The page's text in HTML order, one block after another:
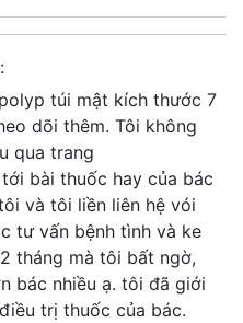
túi mật kích thước 7
dõi thêm. Tôi không
qua trang
bài thuốc hay của bác
và tôi liền liên hệ vói
tư vấn bệnh tình và ke
tháng mà tôi bất ngờ,
bác nhiều ạ. tôi đã giới
trị thuốc của bác.